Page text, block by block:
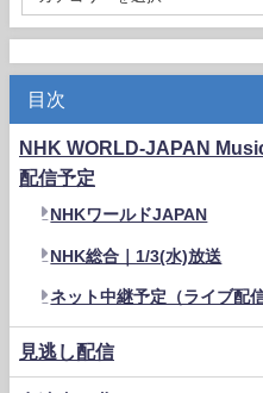
目次
NHK WORLD-JAPAN
配信予定
NHKワールドJAPAN
NHK総合｜1/3(水)放送
ネット中継予定（ライブ配信
見逃し配信